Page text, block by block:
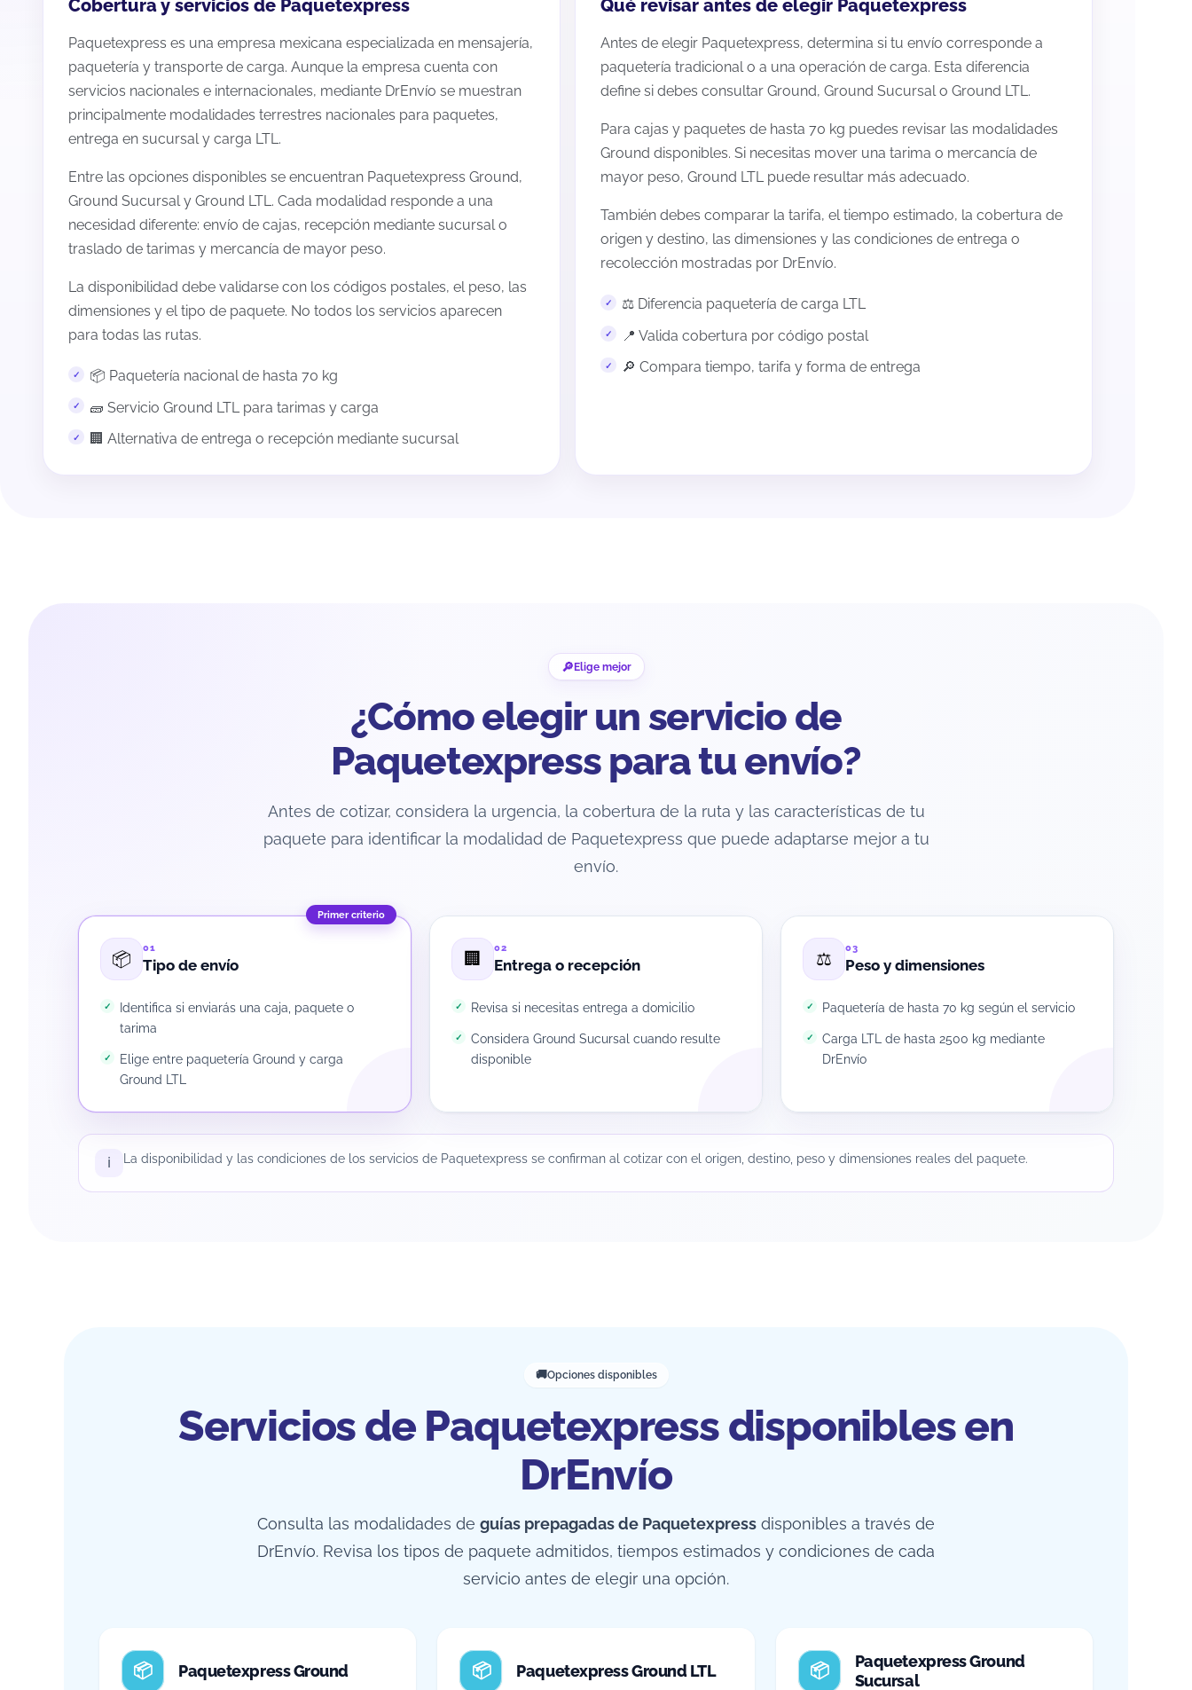
Cobertura y servicios de Paquetexpress
Paquetexpress es una empresa mexicana especializada en mensajería,
paquetería y transporte de carga. Aunque la empresa cuenta con
servicios nacionales e internacionales, mediante DrEnvío se muestran
principalmente modalidades terrestres nacionales para paquetes,
entrega en sucursal y carga LTL.
Entre las opciones disponibles se encuentran Paquetexpress Ground,
Ground Sucursal y Ground LTL. Cada modalidad responde a una
necesidad diferente: envío de cajas, recepción mediante sucursal o
traslado de tarimas y mercancía de mayor peso.
La disponibilidad debe validarse con los códigos postales, el peso, las
dimensiones y el tipo de paquete. No todos los servicios aparecen
para todas las rutas.
📦 Paquetería nacional de hasta 70 kg
🧱 Servicio Ground LTL para tarimas y carga
🏢 Alternativa de entrega o recepción mediante sucursal
Qué revisar antes de elegir Paquetexpress
Antes de elegir Paquetexpress, determina si tu envío corresponde a
paquetería tradicional o a una operación de carga. Esta diferencia
define si debes consultar Ground, Ground Sucursal o Ground LTL.
Para cajas y paquetes de hasta 70 kg puedes revisar las modalidades
Ground disponibles. Si necesitas mover una tarima o mercancía de
mayor peso, Ground LTL puede resultar más adecuado.
También debes comparar la tarifa, el tiempo estimado, la cobertura de
origen y destino, las dimensiones y las condiciones de entrega o
recolección mostradas por DrEnvío.
⚖️ Diferencia paquetería de carga LTL
📍 Valida cobertura por código postal
🔎 Compara tiempo, tarifa y forma de entrega
Elige mejor
¿Cómo elegir un servicio de
Paquetexpress para tu envío?
Antes de cotizar, considera la urgencia, la cobertura de la ruta y las características de tu
paquete para identificar la modalidad de Paquetexpress que puede adaptarse mejor a tu
envío.
Primer criterio
📦
01
Tipo de envío
Identifica si enviarás una caja, paquete o
tarima
Elige entre paquetería Ground y carga
Ground LTL
🏢
02
Entrega o recepción
Revisa si necesitas entrega a domicilio
Considera Ground Sucursal cuando resulte
disponible
⚖️
03
Peso y dimensiones
Paquetería de hasta 70 kg según el servicio
Carga LTL de hasta 2500 kg mediante
DrEnvío
ℹ️ La disponibilidad y las condiciones de los servicios de Paquetexpress se confirman al cotizar con el origen, destino, peso y dimensiones reales del paquete.
Opciones disponibles
Servicios de Paquetexpress disponibles en
DrEnvío
Consulta las modalidades de guías prepagadas de Paquetexpress disponibles a través de
DrEnvío. Revisa los tipos de paquete admitidos, tiempos estimados y condiciones de cada
servicio antes de elegir una opción.
Paquetexpress Ground Paquetexpress Ground LTL
Paquetexpress Ground
Sucursal